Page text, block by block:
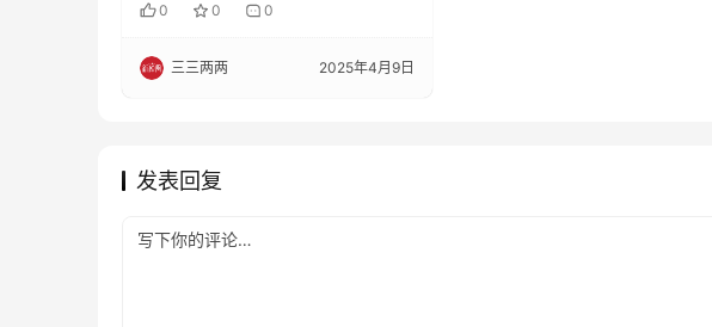
0 0 0
三三两两 2025年4月9日
发表回复